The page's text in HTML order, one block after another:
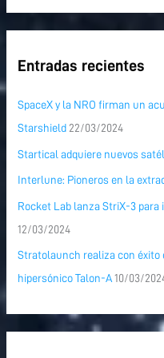
Entradas recientes
SpaceX y la NRO firman un
Starshield 22/03/2024
Startical adquiere nuevos
Interlune: Pioneros en la
Rocket Lab lanza StriX-3
12/03/2024
Stratolaunch realiza con éxito
hipersónico Talon-A 10/03/